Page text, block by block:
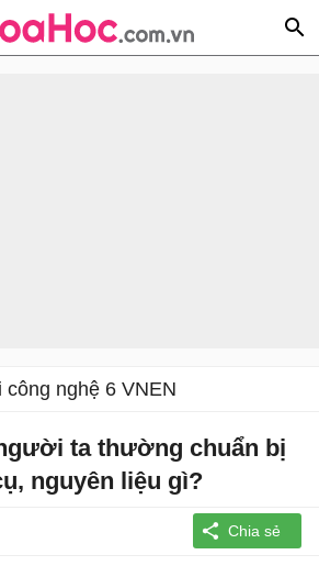
công nghệ 6 VNEN
ta thường chuẩn bị
nguyên liệu gì?